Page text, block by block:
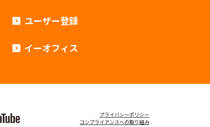
ユーザー登録
イーオフィス
プライバシーポリシー
コンプライアンスへの取り組み